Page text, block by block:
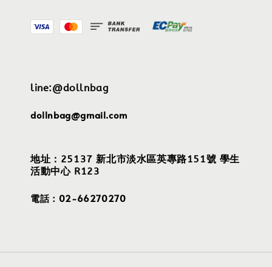
line:@dollnbag
dollnbag@gmail.com
地址：25137 新北市淡水區英專路151號 學生
活動中心 R123
電話：02-66270270